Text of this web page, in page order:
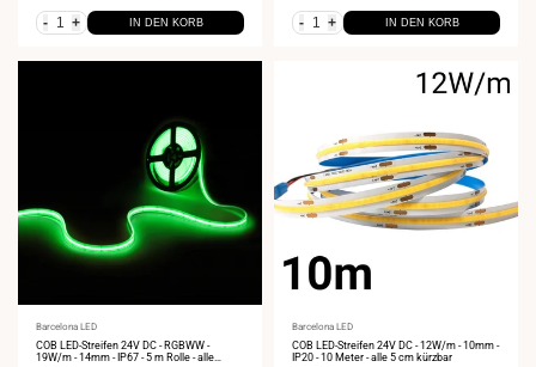
- + IN DEN KORB - + IN DEN KORB
Anbieter:
Barcelona LED
COB LED-Streifen 24V DC - RGBWW -
19W/m - 14mm - IP67 - 5 m Rolle - alle
Anbieter:
Barcelona LED
COB LED-Streifen 24V DC - 12W/m - 10mm -
IP20 - 10 Meter - alle 5 cm kürzbar